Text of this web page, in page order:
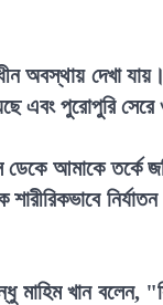
অবস্থায় দেখা
এবং পুরোপুরি
আমাকে তর্কে
মাহিম খান বলেন,